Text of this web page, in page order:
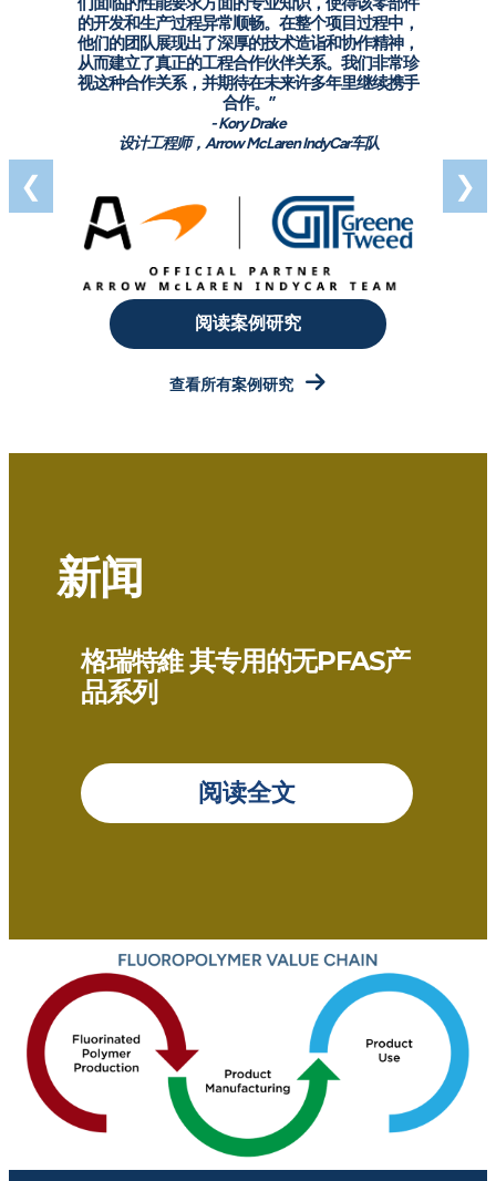
的开发和生产过程异常顺畅。在整个项目过程中，
他们的团队展现出了深厚的技术造诣和协作精神，
从而建立了真正的工程合作伙伴关系。我们非常珍
视这种合作关系，并期待在未来许多年里继续携手
合作。”
- Kory Drake
设计工程师，Arrow McLaren IndyCar车队
阅读案例研究
查看所有案例研究
❮ ❯
新闻
格瑞特維 其专用的无PFAS产
品系列
阅读全文